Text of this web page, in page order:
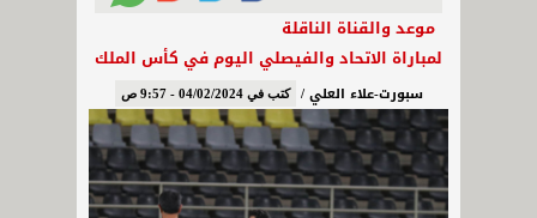
موعد والقناة الناقلة
لمباراة الاتحاد والفيصلي اليوم في كأس الملك
سبورت-علاء العلي / كتب في 04/02/2024 - 9:57 ص